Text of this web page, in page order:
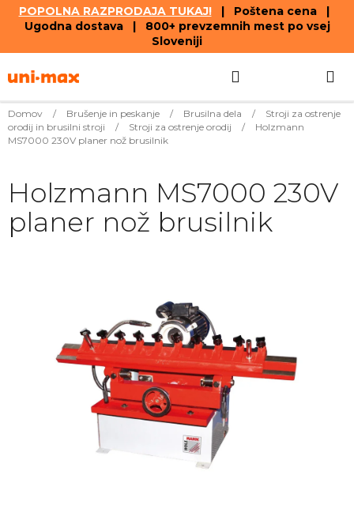
POPOLNA RAZPRODAJA TUKAJ!| Poštena cena |
Ugodna dostava | 800+ prevzemnih mest po vsej
Sloveniji
to
Domov / Brušenje in peskanje / Brusilna dela /
Stroji za ostrenje
orodij in brusilni stroji
/ Stroji za ostrenje orodij /
Holzmann
MS7000 230V planer nož brusilnik
Holzmann MS7000 230V
planer nož brusilnik